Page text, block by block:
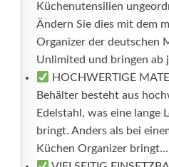
Küchenutensilien
Ändern Sie dies mit dem
Organizer der deutschen
Unlimited und bringen ab
HOCHWERTIGE
Behälter besteht aus
Edelstahl, was eine lange
bringt. Anders als bei
Küchen Organizer bringt...